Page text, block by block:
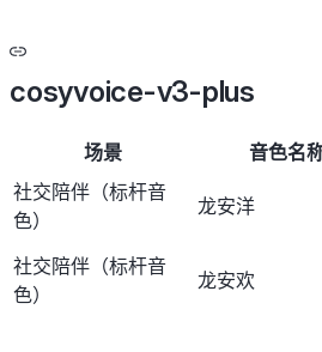
cosyvoice-v3-plus
场景 音色名
社交陪伴（标杆音
色）
龙安洋
社交陪伴（标杆音
色）
龙安欢